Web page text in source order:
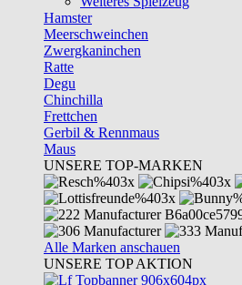
Hamster
Meerschweinchen
Zwergkaninchen
Ratte
Degu
Chinchilla
Frettchen
Gerbil & Rennmaus
Maus
UNSERE TOP-MARKEN
Alle Marken anschauen
UNSERE TOP AKTION